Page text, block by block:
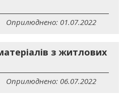
Оприлюднено: 01.07.2022
з житлових
Оприлюднено: 06.07.2022